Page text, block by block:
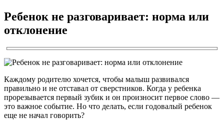
Ребенок не разговаривает: норма или
отклонение
Каждому родителю хочется, чтобы малыш развивался
правильно и не отставал от сверстников. Когда у ребенка
прорезывается первый зубик и он произносит первое слово —
это важное событие. Но что делать, если годовалый ребенок
еще не начал говорить?